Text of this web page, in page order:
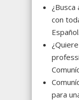
¿Busca
con
Español.
para